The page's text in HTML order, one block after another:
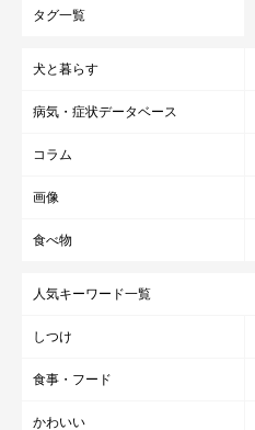
タグ一覧
犬と暮らす
病気・症状データベース
コラム
画像
食べ物
人気キーワード一覧
しつけ
食事・フード
かわいい